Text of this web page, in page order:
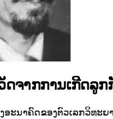
ດຈາກການເກີດລູກ
ອະນາຄົດຂອງຕົວເລກວິທະ